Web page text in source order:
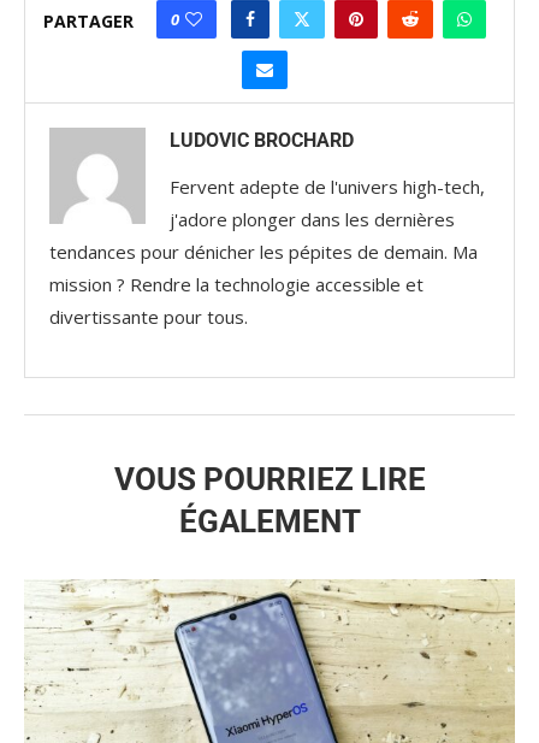
PARTAGER 0
LUDOVIC BROCHARD
Fervent adepte de l'univers high-tech,
j'adore plonger dans les dernières
tendances pour dénicher les pépites de demain. Ma
mission ? Rendre la technologie accessible et
divertissante pour tous.
VOUS POURRIEZ LIRE
ÉGALEMENT